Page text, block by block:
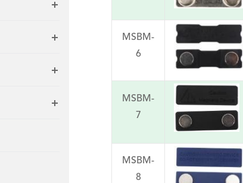
MSBM-
6
MSBM-
7
MSBM-
8